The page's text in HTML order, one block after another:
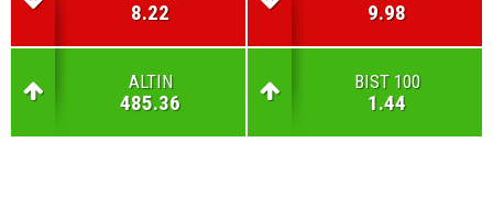
8.22 9.98
ALTIN
485.36
BIST 100
1.44